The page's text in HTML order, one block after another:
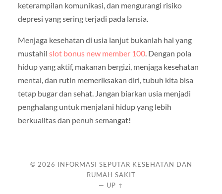
keterampilan komunikasi, dan mengurangi risiko
depresi yang sering terjadi pada lansia.
Menjaga kesehatan di usia lanjut bukanlah hal yang
mustahil slot bonus new member 100. Dengan pola
hidup yang aktif, makanan bergizi, menjaga kesehatan
mental, dan rutin memeriksakan diri, tubuh kita bisa
tetap bugar dan sehat. Jangan biarkan usia menjadi
penghalang untuk menjalani hidup yang lebih
berkualitas dan penuh semangat!
© 2026 INFORMASI SEPUTAR KESEHATAN DAN
RUMAH SAKIT
— UP ↑